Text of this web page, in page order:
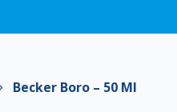
Becker Boro – 50 Ml